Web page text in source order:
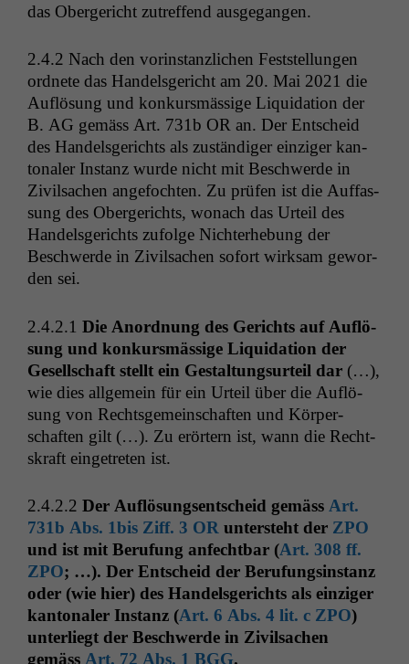
das Oberg­ericht zutr­e­f­fend ausgegangen.
2.4.2 Nach den vorin­stan­zlichen Fest­stel­lun­gen
ord­nete das Han­dels­gericht am 20. Mai 2021 die
Auflö­sung und konkursmäs­sige Liq­ui­da­tion der
B. AG gemäss Art. 731b OR an. Der Entscheid
des Han­dels­gerichts als zuständi­ger einziger kan­
tonaler Instanz wurde nicht mit Beschw­erde in
Zivil­sachen ange­focht­en. Zu prüfen ist die Auf­fas­
sung des Oberg­erichts, wonach das Urteil des
Han­dels­gerichts zufolge Nichter­he­bung der
Beschw­erde in Zivil­sachen sofort wirk­sam gewor­
den sei.
2.4.2.1 Die Anord­nung des Gerichts auf Auflö­
sung und konkursmäs­sige Liq­ui­da­tion der
Gesellschaft stellt ein Gestal­tung­surteil dar (…),
wie dies all­ge­mein für ein Urteil über die Auflö­
sung von Rechts­ge­mein­schaften und Kör­per­
schaften gilt (…). Zu erörtern ist, wann die Recht­
skraft einge­treten ist.
2.4.2.2 Der Auflö­sungsentscheid gemäss Art.
731b Abs. 1bis Ziff. 3 OR unter­ste­ht der ZPO
und ist mit Beru­fung anfecht­bar (Art. 308 ff.
ZPO; …). Der Entscheid der Beru­fungsin­stanz
oder (wie hier) des Han­dels­gerichts als einziger
kan­tonaler Instanz (Art. 6 Abs. 4 lit. c ZPO)
unter­liegt der Beschw­erde in Zivil­sachen
gemäss Art. 72 Abs. 1 BGG.